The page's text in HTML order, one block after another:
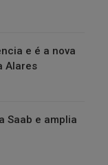
e é a nova
Alares
Saab e amplia